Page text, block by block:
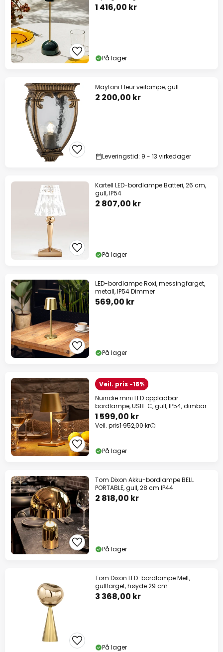
1 416,00 kr
På lager
Maytoni Fleur veilampe, gull
2 200,00 kr
Leveringstid: 9 - 13 virkedager
Kartell LED-bordlampe Batteri, 26 cm,
gull, IP54
2 807,00 kr
På lager
LED-bordlampe Roxi, messingfarget,
metall, IP54 Dimmer
569,00 kr
På lager
Veil. pris -18%
Nuindie mini LED oppladbar
bordlampe, USB-C, gull, IP54, dimbar
1 599,00 kr
Veil. pris1 952,00 kr
På lager
Tom Dixon Akku-bordlampe BELL
PORTABLE, gull, 28 cm IP44
2 818,00 kr
På lager
Tom Dixon LED-bordlampe Melt,
gullfarget, høyde 29 cm
3 368,00 kr
På lager